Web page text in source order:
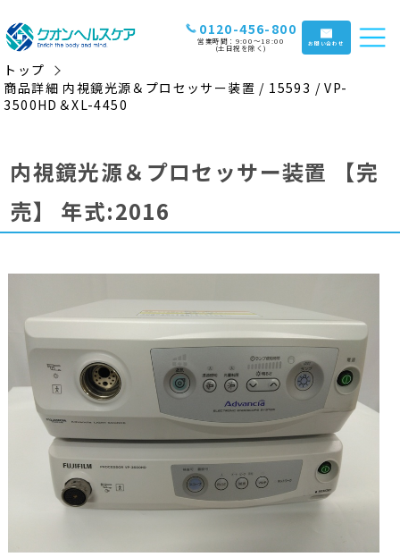
0120-456-800
営業時間：9:00〜18:00
(土日祝を除く) お問い合わせ
トップ
商品詳細 内視鏡光源＆プロセッサー装置 / 15593 / VP-
3500HD＆XL-4450
内視鏡光源＆プロセッサー装置
【完
売】
年式:2016